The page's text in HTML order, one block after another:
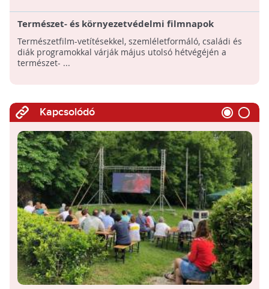
Természet- és környezetvédelmi filmnapok
májusban!
Természetfilm-vetítésekkel, szemléletformáló, családi és
diák programokkal várják május utolsó hétvégéjén a
természet- ...
Kapcsolódó